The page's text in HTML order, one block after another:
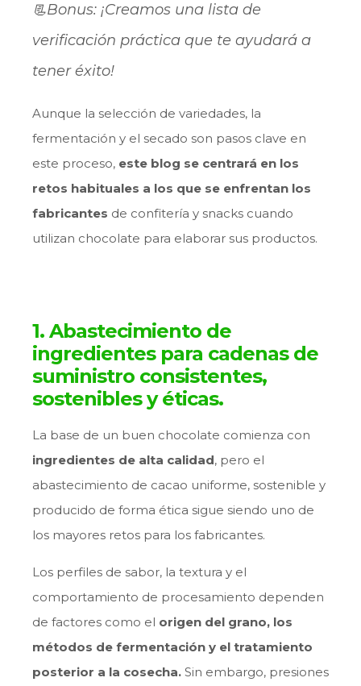
📃Bonus: ¡Creamos una lista de
verificación práctica que te ayudará a
tener éxito!
Aunque la selección de variedades, la
fermentación y el secado son pasos clave en
este proceso, este blog se centrará en los
retos habituales a los que se enfrentan los
fabricantes de confitería y snacks cuando
utilizan chocolate para elaborar sus productos.
1. Abastecimiento de
ingredientes para cadenas de
suministro consistentes,
sostenibles y éticas.
La base de un buen chocolate comienza con
ingredientes de alta calidad, pero el
abastecimiento de cacao uniforme, sostenible y
producido de forma ética sigue siendo uno de
los mayores retos para los fabricantes.
Los perfiles de sabor, la textura y el
comportamiento de procesamiento dependen
de factores como el origen del grano, los
métodos de fermentación y el tratamiento
posterior a la cosecha. Sin embargo, presiones